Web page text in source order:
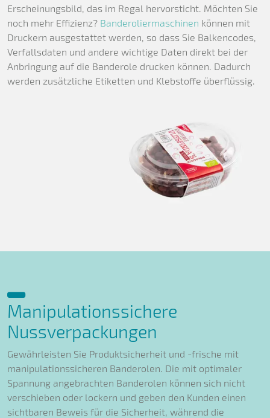
Erscheinungsbild, das im Regal hervorsticht. Möchten Sie
noch mehr Effizienz? Banderoliermaschinen können mit
Druckern ausgestattet werden, so dass Sie Balkencodes,
Verfallsdaten und andere wichtige Daten direkt bei der
Anbringung auf die Banderole drucken können. Dadurch
werden zusätzliche Etiketten und Klebstoffe überflüssig.
Manipulationssichere
Nussverpackungen
Gewährleisten Sie Produktsicherheit und -frische mit
manipulationssicheren Banderolen. Die mit optimaler
Spannung angebrachten Banderolen können sich nicht
verschieben oder lockern und geben den Kunden einen
sichtbaren Beweis für die Sicherheit, während die